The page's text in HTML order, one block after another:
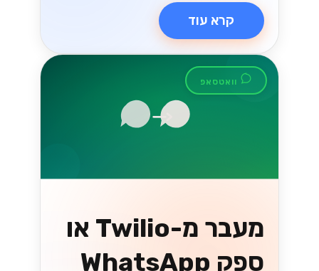
קרא עוד
וואטסאפ
מעבר מ-Twilio או
ספק WhatsApp